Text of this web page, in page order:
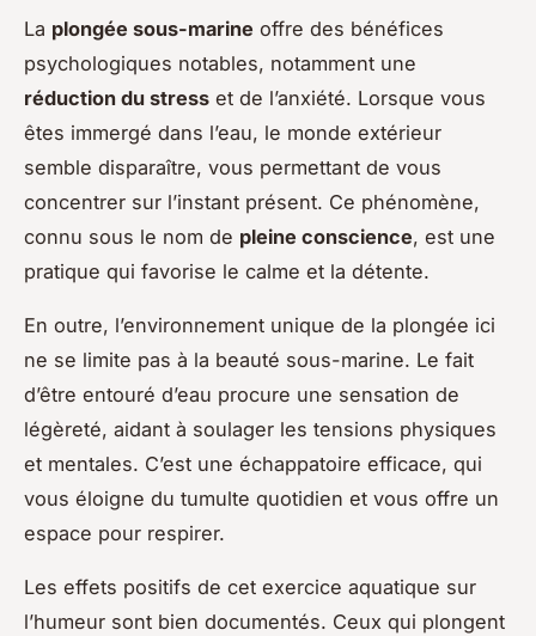
La plongée sous-marine offre des bénéfices
psychologiques notables, notamment une
réduction du stress et de l’anxiété. Lorsque vous
êtes immergé dans l’eau, le monde extérieur
semble disparaître, vous permettant de vous
concentrer sur l’instant présent. Ce phénomène,
connu sous le nom de pleine conscience, est une
pratique qui favorise le calme et la détente.
En outre, l’environnement unique de la plongée ici
ne se limite pas à la beauté sous-marine. Le fait
d’être entouré d’eau procure une sensation de
légèreté, aidant à soulager les tensions physiques
et mentales. C’est une échappatoire efficace, qui
vous éloigne du tumulte quotidien et vous offre un
espace pour respirer.
Les effets positifs de cet exercice aquatique sur
l’humeur sont bien documentés. Ceux qui plongent